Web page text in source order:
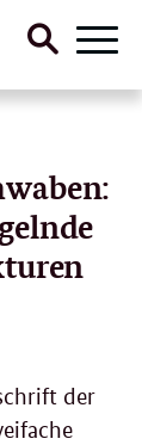
Suche
der